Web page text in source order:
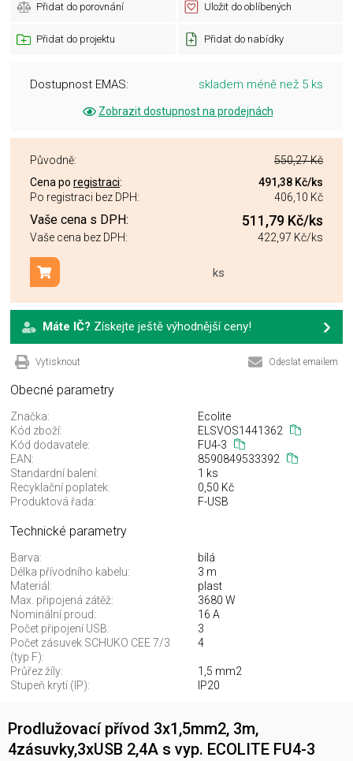
Přidat do porovnání Uložit do oblíbených
Přidat do projektu Přidat do nabídky
Dostupnost EMAS: skladem méně než 5 ks
Zobrazit dostupnost na prodejnách
Původně:
550,27 Kč
Cena po registraci: 491,38 Kč/ks
Po registraci bez DPH:
406,10 Kč
Vaše cena s DPH: 511,79 Kč/ks
Vaše cena bez DPH: 422,97 Kč/ks
ks
Přidat do košíku
Máte IČ? Získejte ještě výhodnější ceny!
Vytisknout Odeslat emailem
Obecné parametry
Značka:
Ecolite
Kód zboží:
ELSVOS1441362
Kód dodavatele:
FU4-3
EAN:
8590849533392
Standardní balení:
1 ks
Recyklační poplatek:
0,50 Kč
Produktová řada:
F-USB
Technické parametry
Barva:
bílá
Délka přívodního kabelu:
3 m
Materiál:
plast
Max. připojená zátěž:
3680 W
Nominální proud:
16 A
Počet připojení USB:
3
Počet zásuvek SCHUKO CEE 7/3
(typ F):
4
Průřez žíly:
1,5 mm2
Stupeň krytí (IP):
IP20
Prodlužovací přívod 3x1,5mm2, 3m,
4zásuvky,3xUSB 2,4A s vyp. ECOLITE FU4-3